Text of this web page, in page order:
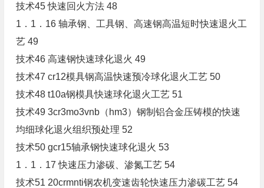
技术45 快速回火方法 48
1．1．16 轴承钢、工具钢、高速钢高温短时快速退火工
艺 49
技术46 高速钢快速球化退火 49
技术47 cr12模具钢高温快速预冷球化退火工艺 50
技术48 t10a钢模具快速球化退火工艺 51
技术49 3cr3mo3vnb（hm3）钢制铝合金压铸模的快速
均细球化退火组织预处理 52
技术50 gcr15轴承钢快速球化退火 53
1．1．17 快速压力渗碳、渗氮工艺 54
技术51 20crmnti钢农机变速齿轮快速压力渗碳工艺 54